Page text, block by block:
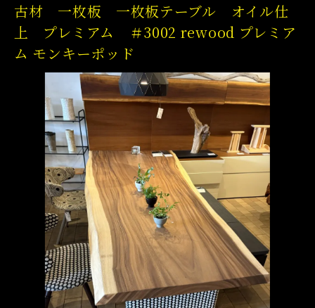
古材 一枚板 一枚板テーブル オイル仕
上 プレミアム ＃3002 rewood プレミア
ム モンキーポッド